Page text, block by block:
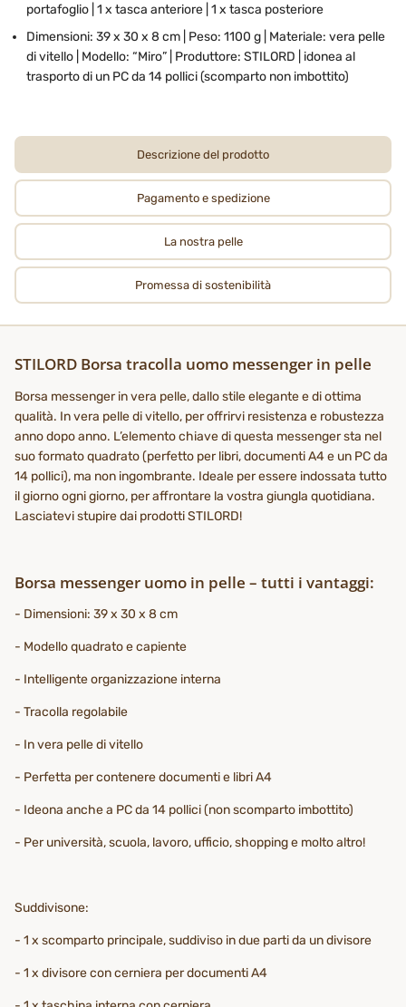
portafoglio | 1 x tasca anteriore | 1 x tasca posteriore
Dimensioni: 39 x 30 x 8 cm | Peso: 1100 g | Materiale: vera pelle
di vitello | Modello: “Miro” | Produttore: STILORD | idonea al
trasporto di un PC da 14 pollici (scomparto non imbottito)
Descrizione del prodotto
Pagamento e spedizione
La nostra pelle
Promessa di sostenibilità
STILORD Borsa tracolla uomo messenger in pelle
Borsa messenger in vera pelle, dallo stile elegante e di ottima
qualità. In vera pelle di vitello, per offrirvi resistenza e robustezza
anno dopo anno. L’elemento chiave di questa messenger sta nel
suo formato quadrato (perfetto per libri, documenti A4 e un PC da
14 pollici), ma non ingombrante. Ideale per essere indossata tutto
il giorno ogni giorno, per affrontare la vostra giungla quotidiana.
Lasciatevi stupire dai prodotti STILORD!
Borsa messenger uomo in pelle – tutti i vantaggi:
- Dimensioni: 39 x 30 x 8 cm
- Modello quadrato e capiente
- Intelligente organizzazione interna
- Tracolla regolabile
- In vera pelle di vitello
- Perfetta per contenere documenti e libri A4
- Ideona anche a PC da 14 pollici (non scomparto imbottito)
- Per università, scuola, lavoro, ufficio, shopping e molto altro!
Suddivisone:
- 1 x scomparto principale, suddiviso in due parti da un divisore
- 1 x divisore con cerniera per documenti A4